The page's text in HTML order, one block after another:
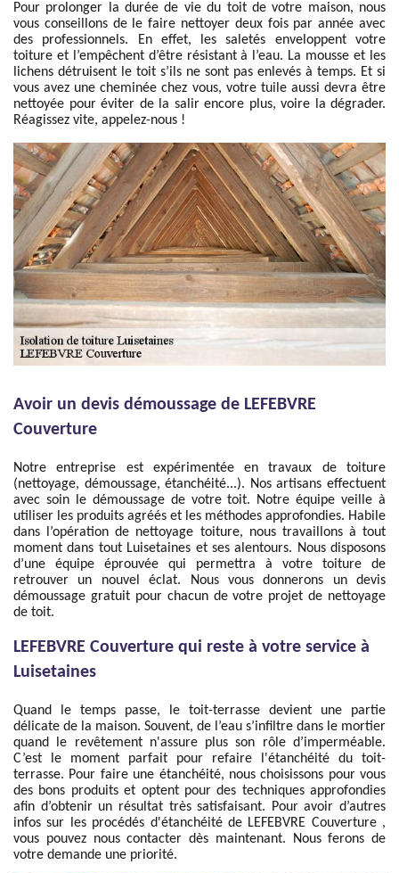
Pour prolonger la durée de vie du toit de votre maison, nous
vous conseillons de le faire nettoyer deux fois par année avec
des professionnels. En effet, les saletés enveloppent votre
toiture et l’empêchent d’être résistant à l’eau. La mousse et les
lichens détruisent le toit s’ils ne sont pas enlevés à temps. Et si
vous avez une cheminée chez vous, votre tuile aussi devra être
nettoyée pour éviter de la salir encore plus, voire la dégrader.
Réagissez vite, appelez-nous !
Avoir un devis démoussage de LEFEBVRE
Couverture
Notre entreprise est expérimentée en travaux de toiture
(nettoyage, démoussage, étanchéité...). Nos artisans effectuent
avec soin le démoussage de votre toit. Notre équipe veille à
utiliser les produits agréés et les méthodes approfondies. Habile
dans l’opération de nettoyage toiture, nous travaillons à tout
moment dans tout Luisetaines et ses alentours. Nous disposons
d’une équipe éprouvée qui permettra à votre toiture de
retrouver un nouvel éclat. Nous vous donnerons un devis
démoussage gratuit pour chacun de votre projet de nettoyage
de toit.
LEFEBVRE Couverture qui reste à votre service à
Luisetaines
Quand le temps passe, le toit-terrasse devient une partie
délicate de la maison. Souvent, de l’eau s’infiltre dans le mortier
quand le revêtement n'assure plus son rôle d’imperméable.
C’est le moment parfait pour refaire l'étanchéité du toit-
terrasse. Pour faire une étanchéité, nous choisissons pour vous
des bons produits et optent pour des techniques approfondies
afin d’obtenir un résultat très satisfaisant. Pour avoir d’autres
infos sur les procédés d'étanchéité de LEFEBVRE Couverture ,
vous pouvez nous contacter dès maintenant. Nous ferons de
votre demande une priorité.